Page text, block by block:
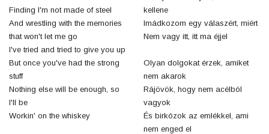
Finding I'm not made of steel
And wrestling with the memories
that won't let me go
I've tried and tried to give you up
But once you've had the strong
stuff
Nothing else will be enough, so
I'll be
Workin' on the whiskey
kellene
Imádkozom egy válaszért, miért
Nem vagy itt, itt ma éjjel
Olyan dolgokat érzek, amiket
nem akarok
Rájövök, hogy nem acélból
vagyok
És birkózok az emlékkel, ami
nem enged el